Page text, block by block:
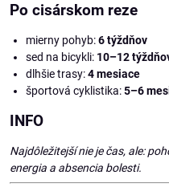
Po cisárskom reze
mierny pohyb:6 týždňov
sed na bicykli: 10–12
dlhšie trasy:4 mesiace
športová cyklistika:5–6
INFO
Najdôležitejší nie je čas, ale:
energia a absencia bolesti.